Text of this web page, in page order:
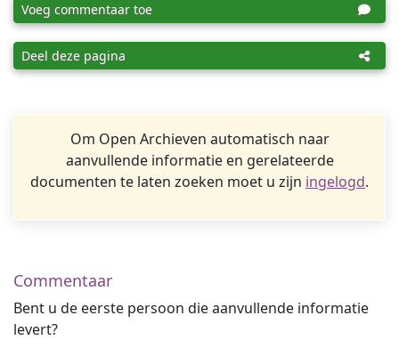
Voeg commentaar toe
Deel deze pagina
Om Open Archieven automatisch naar
aanvullende informatie en gerelateerde
documenten te laten zoeken moet u zijn ingelogd.
Commentaar
Bent u de eerste persoon die aanvullende informatie
levert?